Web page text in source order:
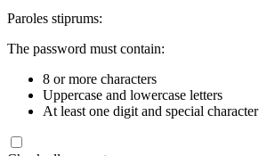
Paroles stiprums:
The password must contain:
8 or more characters
Uppercase and lowercase letters
At least one digit and special character